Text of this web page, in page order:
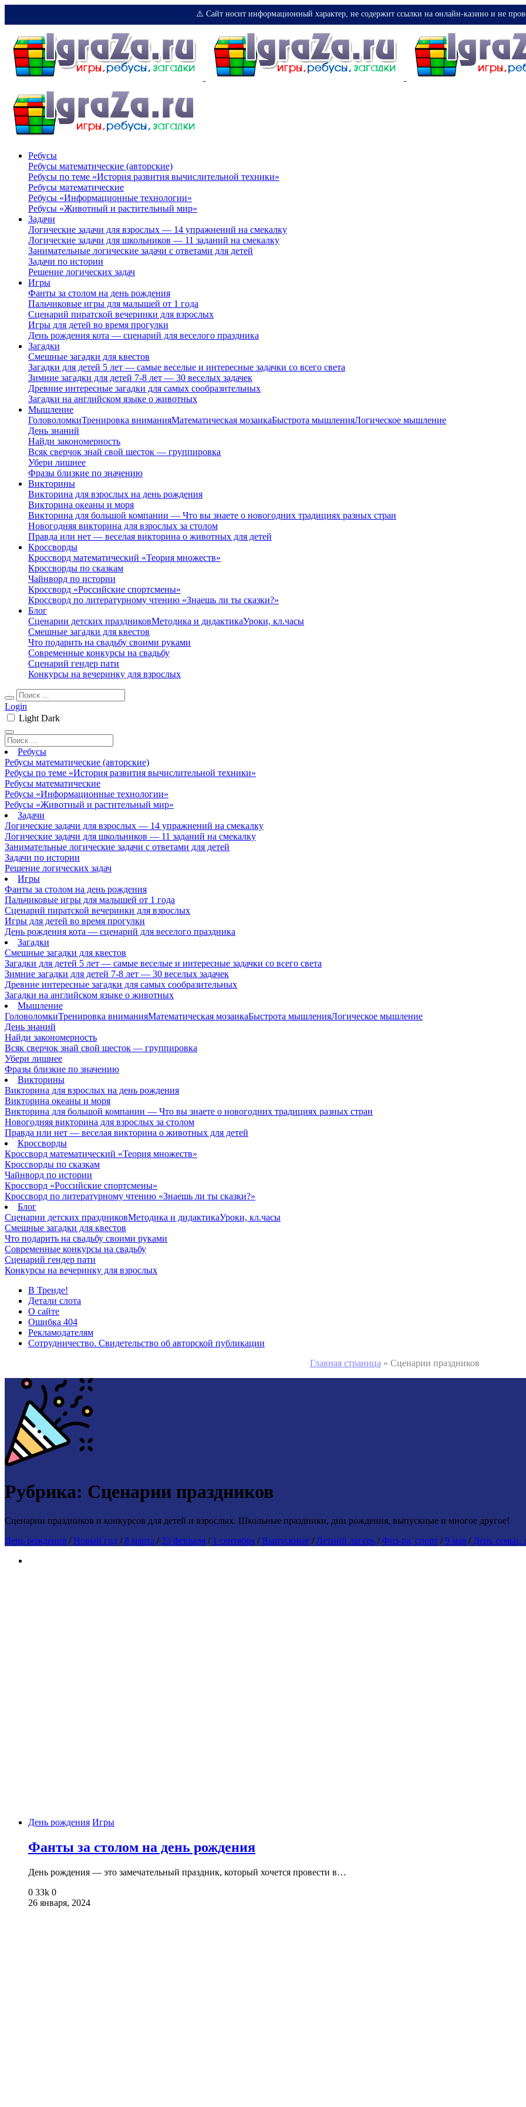
⚠️ Сайт носит информационный характер, не содержит ссылки на онлайн-казино и не
Ребусы
Ребусы математические (авторские)
Ребусы по теме «История развития вычислительной техники»
Ребусы математические
Ребусы «Информационные технологии»
Ребусы «Животный и растительный мир»
Задачи
Логические задачи для взрослых — 14 упражнений на смекалку
Логические задачи для школьников — 11 заданий на смекалку
Занимательные логические задачи с ответами для детей
Задачи по истории
Решение логических задач
Игры
Фанты за столом на день рождения
Пальчиковые игры для малышей от 1 года
Сценарий пиратской вечеринки для взрослых
Игры для детей во время прогулки
День рождения кота — сценарий для веселого праздника
Загадки
Смешные загадки для квестов
Загадки для детей 5 лет — самые веселые и интересные задачки со всего света
Зимние загадки для детей 7-8 лет — 30 веселых задачек
Древние интересные загадки для самых сообразительных
Загадки на английском языке о животных
Мышление
ГоловоломкиТренировка вниманияМатематическая мозаикаБыстрота мышленияЛогическое мышление
День знаний
Найди закономерность
Всяк сверчок знай свой шесток — группировка
Убери лишнее
Фразы близкие по значению
Викторины
Викторина для взрослых на день рождения
Викторина океаны и моря
Викторина для большой компании — Что вы знаете о новогодних традициях разных стран
Новогодняя викторина для взрослых за столом
Правда или нет — веселая викторина о животных для детей
Кроссворды
Кроссворд математический «Теория множеств»
Кроссворды по сказкам
Чайнворд по истории
Кроссворд «Российские спортсмены»
Кроссворд по литературному чтению «Знаешь ли ты сказки?»
Блог
Сценарии детских праздниковМетодика и дидактикаУроки, кл.часы
Смешные загадки для квестов
Что подарить на свадьбу своими руками
Современные конкурсы на свадьбу
Сценарий гендер пати
Конкурсы на вечеринку для взрослых
Login
Light Dark
Ребусы
Ребусы математические (авторские)
Ребусы по теме «История развития вычислительной техники»
Ребусы математические
Ребусы «Информационные технологии»
Ребусы «Животный и растительный мир»
Задачи
Логические задачи для взрослых — 14 упражнений на смекалку
Логические задачи для школьников — 11 заданий на смекалку
Занимательные логические задачи с ответами для детей
Задачи по истории
Решение логических задач
Игры
Фанты за столом на день рождения
Пальчиковые игры для малышей от 1 года
Сценарий пиратской вечеринки для взрослых
Игры для детей во время прогулки
День рождения кота — сценарий для веселого праздника
Загадки
Смешные загадки для квестов
Загадки для детей 5 лет — самые веселые и интересные задачки со всего света
Зимние загадки для детей 7-8 лет — 30 веселых задачек
Древние интересные загадки для самых сообразительных
Загадки на английском языке о животных
Мышление
ГоловоломкиТренировка вниманияМатематическая мозаикаБыстрота мышленияЛогическое мышление
День знаний
Найди закономерность
Всяк сверчок знай свой шесток — группировка
Убери лишнее
Фразы близкие по значению
Викторины
Викторина для взрослых на день рождения
Викторина океаны и моря
Викторина для большой компании — Что вы знаете о новогодних традициях разных стран
Новогодняя викторина для взрослых за столом
Правда или нет — веселая викторина о животных для детей
Кроссворды
Кроссворд математический «Теория множеств»
Кроссворды по сказкам
Чайнворд по истории
Кроссворд «Российские спортсмены»
Кроссворд по литературному чтению «Знаешь ли ты сказки?»
Блог
Сценарии детских праздниковМетодика и дидактикаУроки, кл.часы
Смешные загадки для квестов
Что подарить на свадьбу своими руками
Современные конкурсы на свадьбу
Сценарий гендер пати
Конкурсы на вечеринку для взрослых
В Тренде!
Детали слота
О сайте
Ошибка 404
Рекламодателям
Сотрудничество. Свидетельство об авторской публикации
Главная страница » Сценарии праздников
Рубрика: Сценарии праздников
Сценарии праздников и конкурсов для детей и взрослых. Школьные праздники, дни рождения, выпускные и многое другое!
День рождения /Новый год /8 марта / 23 февраля / 1 сентября /Выпускные /Летний лагерь /Физ-ра, спорт /9 мая / День семьи,
День рождения Игры
Фанты за столом на день рождения
День рождения — это замечательный праздник, который хочется провести в…
0 33k 0
26 января, 2024